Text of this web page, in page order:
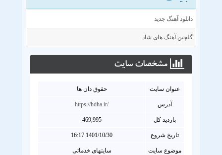
دانلود آهنگ جدید
گلچین آهنگ های شاد
مشخصات سايت
عنوان سايت حقوق دان ها
آدرس https://hdha.ir/
بازدید کل 469,995
تاریخ شروع 1401/10/30 16:17
موضوع سایت سایتهای خدماتی